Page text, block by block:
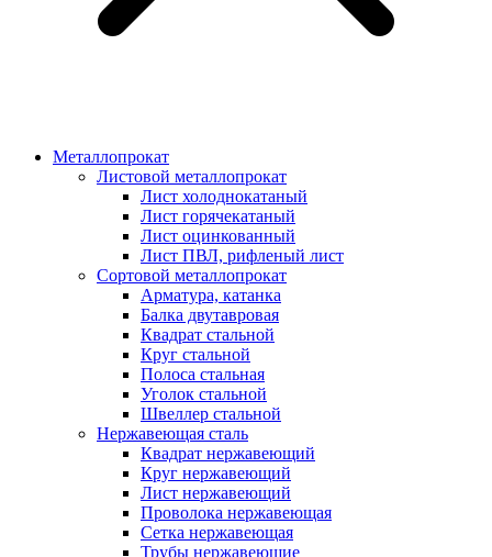
Металлопрокат
Листовой металлопрокат
Лист холоднокатаный
Лист горячекатаный
Лист оцинкованный
Лист ПВЛ, рифленый лист
Сортовой металлопрокат
Арматура, катанка
Балка двутавровая
Квадрат стальной
Круг стальной
Полоса стальная
Уголок стальной
Швеллер стальной
Нержавеющая сталь
Квадрат нержавеющий
Круг нержавеющий
Лист нержавеющий
Проволока нержавеющая
Сетка нержавеющая
Трубы нержавеющие